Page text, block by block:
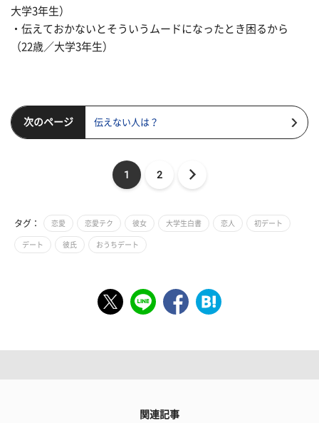
大学3年生）
・伝えておかないとそういうムードになったとき困るから
（22歳／大学3年生）
次のページ 伝えない人は？
1 2
タグ： 恋愛 恋愛テク 彼女 大学生白書 恋人 初デート
デート 彼氏 おうちデート
関連記事